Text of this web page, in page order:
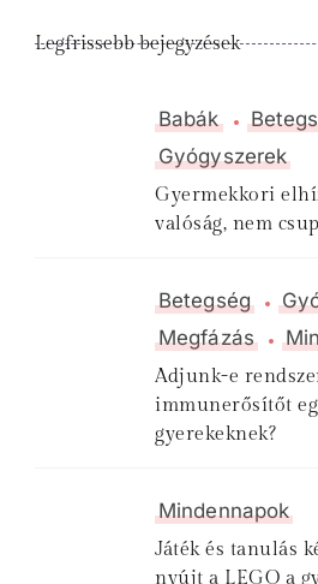
Legfrissebb bejegyzések
Babák
Gyógyszerek
Gyermekkori
valóság, nem
Betegség
Megfázás
Adjunk-e
immunerősítőt
gyerekeknek?
Mindennapok
Játék és tanulás
nyújt a LEGO a